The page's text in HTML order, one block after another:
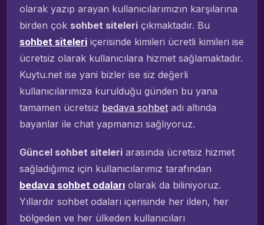
olarak yazıp arayan kullanıcılarımızın karşılarına
birden çok sohbet siteleri çıkmaktadır. Bu
sohbet siteleri içerisinde kimileri ücretli kimileri ise
ücretsiz olarak kullanıcılara hizmet sağlamaktadır.
Kuytu.net ise yani bizler ise siz değerli
kullanıcılarımıza kurulduğu günden bu yana
tamamen ücretsiz bedava sohbet adı altında
bayanlar ile chat yapmanızı sağlıyoruz.
Güncel sohbet siteleri arasında ücretsiz hizmet
sağladığımız için kullanıcılarımız tarafından
bedava sohbet odaları olarak da biliniyoruz.
Yıllardır sohbet odaları içerisinde her ilden, her
bölgeden ve her ülkeden kullanıcıları